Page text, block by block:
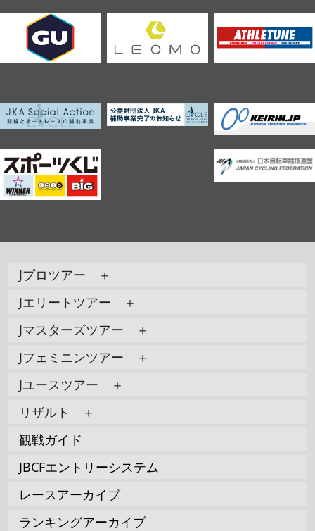
Jプロツアー ＋
Jエリートツアー ＋
Jマスターズツアー ＋
Jフェミニンツアー ＋
Jユースツアー ＋
リザルト ＋
観戦ガイド
JBCFエントリーシステム
レースアーカイブ
ランキングアーカイブ